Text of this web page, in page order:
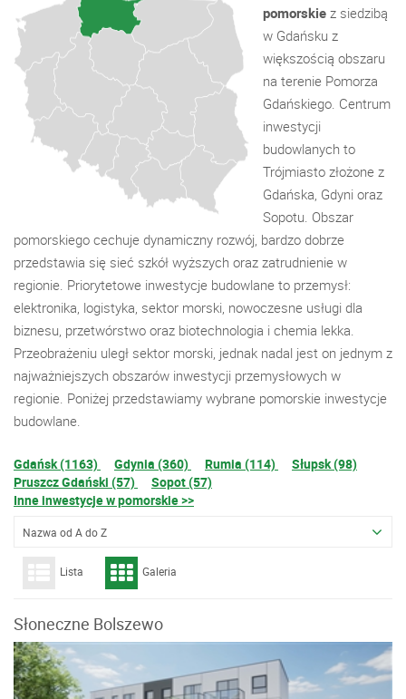
pomorskie z siedzibą
w Gdańsku z
większością obszaru
na terenie Pomorza
Gdańskiego. Centrum
inwestycji
budowlanych to
Trójmiasto złożone z
Gdańska, Gdyni oraz
Sopotu. Obszar
pomorskiego cechuje dynamiczny rozwój, bardzo dobrze
przedstawia się sieć szkół wyższych oraz zatrudnienie w
regionie. Priorytetowe inwestycje budowlane to przemysł:
elektronika, logistyka, sektor morski, nowoczesne usługi dla
biznesu, przetwórstwo oraz biotechnologia i chemia lekka.
Przeobrażeniu uległ sektor morski, jednak nadal jest on jednym z
najważniejszych obszarów inwestycji przemysłowych w
regionie. Poniżej przedstawiamy wybrane pomorskie inwestycje
budowlane.
Gdańsk (1163) Gdynia (360) Rumia (114)
Słupsk (98)
Pruszcz Gdański (57)
Sopot (57)
Inne inwestycje w pomorskie >>
Nazwa od A do Z
Lista Galeria
Słoneczne Bolszewo